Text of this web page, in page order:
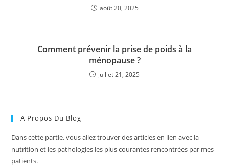
août 20, 2025
Comment prévenir la prise de poids à la
ménopause ?
juillet 21, 2025
A Propos Du Blog
Dans cette partie, vous allez trouver des articles en lien avec la
nutrition et les pathologies les plus courantes rencontrées par mes
patients.